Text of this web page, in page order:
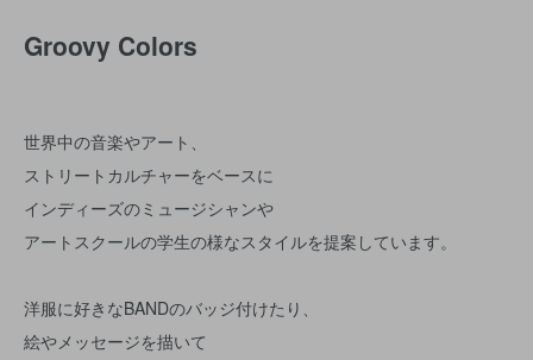
Groovy Colors
世界中の音楽やアート、
ストリートカルチャーをベースに
インディーズのミュージシャンや
アートスクールの学生の様なスタイルを提案しています。
洋服に好きなBANDのバッジ付けたり、
絵やメッセージを描いて